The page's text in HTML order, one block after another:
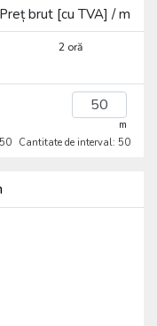
Preț brut [cu TVA] / m
2 oră
m
Cantitate de interval: 50